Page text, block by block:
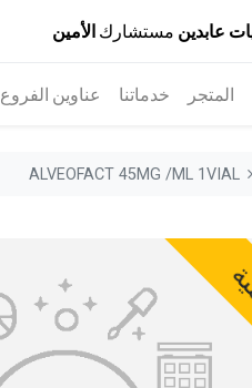
عابدين مستشارك الأمين
المتجر خدماتنا عناوين الفروع
ALVEOFACT 45MG /ML 1VIAL